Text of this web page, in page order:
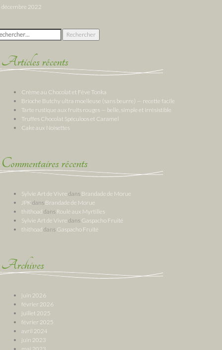
décembre 2022
:
Articles récents
Crème au Chocolat et Fève Tonka
Brioche Butchy ultra moelleuse (sans beurre) — recette facile
Tarte rustique aux fruits rouges — belle, simple et irrésistible
Truffes Chocolat Spéculoos et Caramel
Cake aux Noisettes
Commentaires récents
Sylvie Art de Vivre dans Brandade de Morue
JPK dans Brandade de Morue
thithoad dans Roulé aux Myrtilles
Sylvie Art de Vivre dans Gaspacho Fruité
thithoad dans Gaspacho Fruité
Archives
juin 2026
février 2026
juillet 2025
février 2025
avril 2024
juin 2023